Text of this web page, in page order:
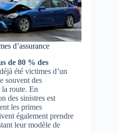
d’assurance
de 80 % des
été victimes d’un
souvent des
la route. En
des sinistres est
les primes
également prendre
leur modèle de